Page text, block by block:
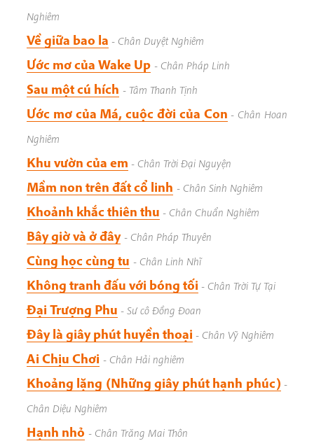
Nghiêm
Về giữa bao la - Chân Duyệt Nghiêm
Ước mơ của Wake Up - Chân Pháp Linh
Sau một cú hích - Tâm Thanh Tịnh
Ước mơ của Má, cuộc đời của Con - Chân Hoan
Nghiêm
Khu vườn của em - Chân Trời Đại Nguyện
Mầm non trên đất cổ linh - Chân Sinh Nghiêm
Khoảnh khắc thiên thu - Chân Chuẩn Nghiêm
Bây giờ và ở đây - Chân Pháp Thuyên
Cùng học cùng tu - Chân Linh Nhĩ
Không tranh đấu với bóng tối - Chân Trời Tự Tại
Đại Trượng Phu - Sư cô Đồng Đoan
Đây là giây phút huyền thoại - Chân Vỹ Nghiêm
Ai Chịu Chơi - Chân Hải nghiêm
Khoảng lặng (Những giây phút hạnh phúc) -
Chân Diệu Nghiêm
Hạnh nhỏ - Chân Trăng Mai Thôn